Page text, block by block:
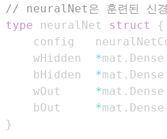
// neuralNet은 훈련된 신경
type neuralNet struct
{
config
    wHidden
*mat .
    bHidden
*mat .
    wOut
*mat .
    bOut
*mat .
}